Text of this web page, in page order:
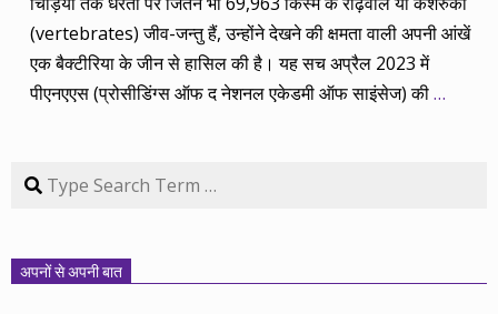
(vertebrates) जीव-जन्तु हैं, उन्होंने देखने की क्षमता वाली अपनी आंखें
एक बैक्टीरिया के जीन से हासिल की है। यह सच अप्रैल 2023 में
पीएनएएस (प्रोसीडिंग्स ऑफ द नेशनल एकेडमी ऑफ साइंसेज) की…
Search
अपनों से अपनी बात